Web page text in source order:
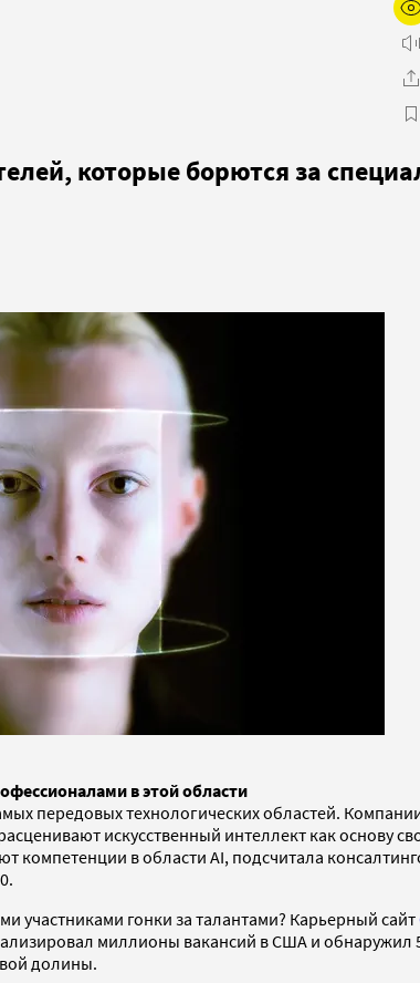
которые борются за
в этой области
передовых технологических областей.
искусственный интеллект как
компетенции в области AI, подсчитала
участниками гонки за талантами? Карьерный сайт
миллионы вакансий в США и
долины.